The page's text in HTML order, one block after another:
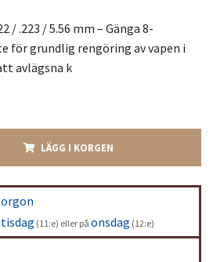
/ .223 / 5.56 mm – Gänga 8-
för grundlig rengöring av vapen i
avlägsna k
LÄGG I KORGEN
tisdag (11:e) eller på onsdag (12:e)